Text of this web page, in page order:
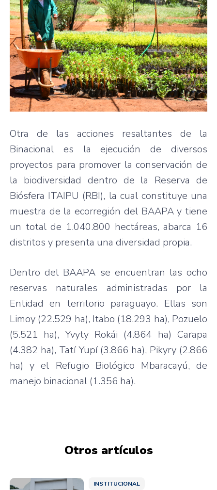
Otra de las acciones resaltantes de la
Binacional es la ejecución de diversos
proyectos para promover la conservación de
la biodiversidad dentro de la Reserva de
Biósfera ITAIPU (RBI), la cual constituye una
muestra de la ecorregión del BAAPA y tiene
un total de 1.040.800 hectáreas, abarca 16
distritos y presenta una diversidad propia.
Dentro del BAAPA se encuentran las ocho
reservas naturales administradas por la
Entidad en territorio paraguayo. Ellas son
Limoy (22.529 ha), Itabo (18.293 ha), Pozuelo
(5.521 ha), Yvyty Rokái (4.864 ha) Carapa
(4.382 ha), Tatí Yupí (3.866 ha), Pikyry (2.866
ha) y el Refugio Biológico Mbaracayú, de
manejo binacional (1.356 ha).
Otros artículos
INSTITUCIONAL